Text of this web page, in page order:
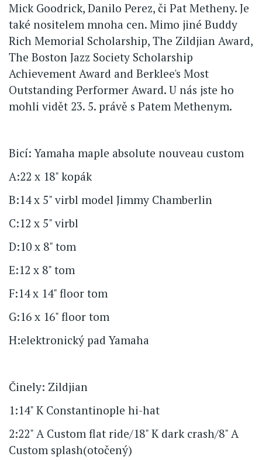
Mick Goodrick, Danilo Perez, či Pat Metheny. Je
také nositelem mnoha cen. Mimo jiné Buddy
Rich Memorial Scholarship, The Zildjian Award,
The Boston Jazz Society Scholarship
Achievement Award and Berklee's Most
Outstanding Performer Award. U nás jste ho
mohli vidět 23. 5. právě s Patem Methenym.
Bicí: Yamaha maple absolute nouveau custom
A:22 x 18" kopák
B:14 x 5" virbl model Jimmy Chamberlin
C:12 x 5" virbl
D:10 x 8" tom
E:12 x 8" tom
F:14 x 14" floor tom
G:16 x 16" floor tom
H:elektronický pad Yamaha
Činely: Zildjian
1:14" K Constantinople hi-hat
2:22" A Custom flat ride/18" K dark crash/8" A
Custom splash(otočený)